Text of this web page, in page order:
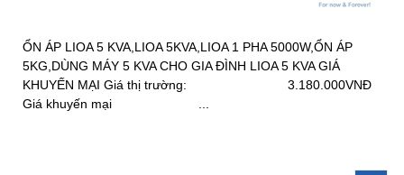
ỔN ÁP LIOA 5 KVA,LIOA 5KVA,LIOA 1 PHA 5000W,ỔN ÁP
5KG,DÙNG MÁY 5 KVA CHO GIA ĐÌNH LIOA 5 KVA GIÁ
KHUYẾN MẠI Giá thị trường: 3.180.000VNĐ
Giá khuyến mại ...